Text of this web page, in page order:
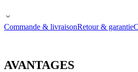
Commande & livraisonRetour & garantie
AVANTAGES